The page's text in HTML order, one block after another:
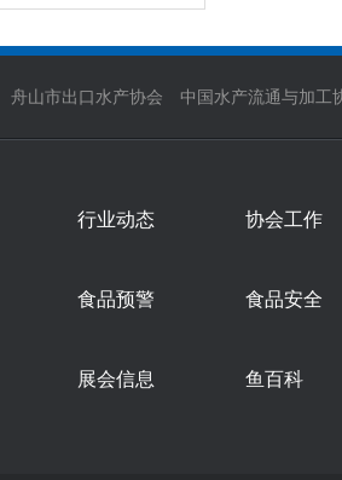
舟山市出口水产协会 中国水产流通与加工
行业动态 协会工作
食品预警 食品安全
展会信息 鱼百科